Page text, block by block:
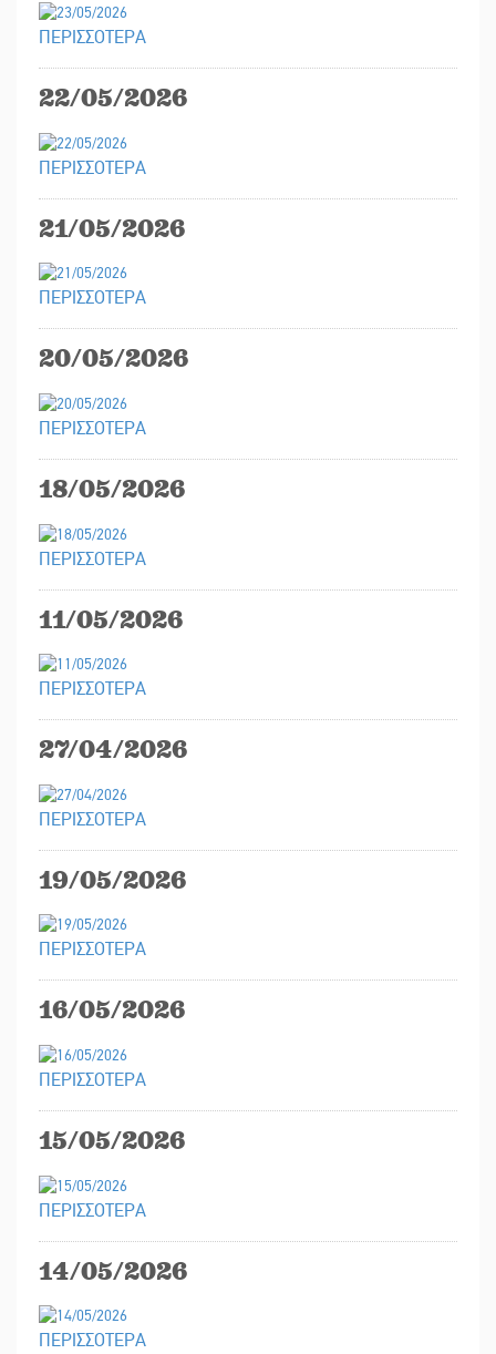
ΠΕΡΙΣΣΟΤΕΡΑ
22/05/2026
ΠΕΡΙΣΣΟΤΕΡΑ
21/05/2026
ΠΕΡΙΣΣΟΤΕΡΑ
20/05/2026
ΠΕΡΙΣΣΟΤΕΡΑ
18/05/2026
ΠΕΡΙΣΣΟΤΕΡΑ
11/05/2026
ΠΕΡΙΣΣΟΤΕΡΑ
27/04/2026
ΠΕΡΙΣΣΟΤΕΡΑ
19/05/2026
ΠΕΡΙΣΣΟΤΕΡΑ
16/05/2026
ΠΕΡΙΣΣΟΤΕΡΑ
15/05/2026
ΠΕΡΙΣΣΟΤΕΡΑ
14/05/2026
ΠΕΡΙΣΣΟΤΕΡΑ